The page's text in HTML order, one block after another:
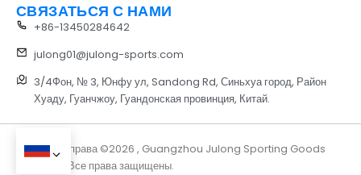
СВЯЗАТЬСЯ С НАМИ
+86-13450284642
julong01@julong-sports.com
3/4Фон, № 3, Юнфу ул, Sandong Rd, Синьхуа город, Район
Хуаду, Гуанчжоу, Гуандонская провинция, Китай.
Авторские права ©2026 , Guangzhou Julong Sporting Goods
Co., ООО. Все права защищены.